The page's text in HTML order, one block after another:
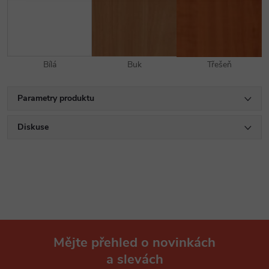
Bílá Buk Třešeň
Parametry produktu
Diskuse
Mějte přehled o novinkách
a slevách